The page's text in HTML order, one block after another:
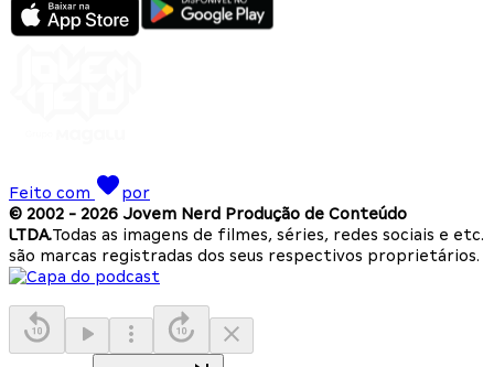
Feito com
por
© 2002 - 2026 Jovem Nerd Produção de Conteúdo
LTDA.Todas as imagens de filmes, séries, redes sociais e etc.
são marcas registradas dos seus respectivos proprietários.